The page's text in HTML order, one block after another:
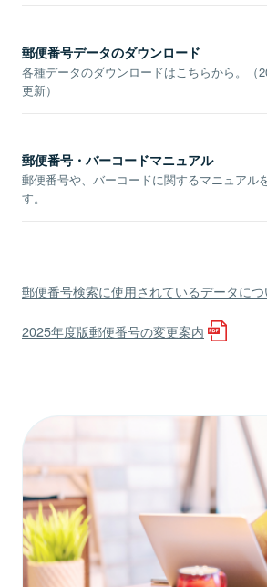
郵便番号データのダウンロード
各種データのダウンロードはこちらから。（
更新）
郵便番号・バーコードマニュアル
郵便番号や、バーコードに関するマニュアル
す。
郵便番号検索に使用されているデータにつ
2025年度版郵便番号の変更案内